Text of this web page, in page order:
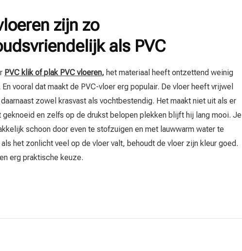
zijn zo
als PVC
PVC klik of plak PVC vloeren, het materiaal heeft ontzettend weinig
vooral dat maakt de PVC-vloer erg populair. De vloer heeft vrijwel
zowel krasvast als vochtbestendig. Het maakt niet uit als er
geknoeid en zelfs op de drukst belopen plekken blijft hij lang mooi. Je
schoon door even te stofzuigen en met lauwwarm water te
het zonlicht veel op de vloer valt, behoudt de vloer zijn kleur goed.
erg praktische keuze.